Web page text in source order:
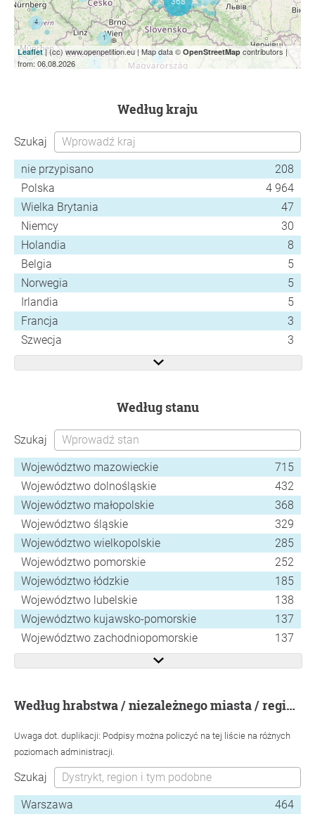
Leaflet| (cc) www.openpetition.eu | Map data © OpenStreetMap contributors |
from: 06.08.2026
według kraju
Szukaj
nie przypisano
208
Polska
4 964
Wielka Brytania
47
Niemcy
30
Holandia
8
Belgia
5
Norwegia
5
Irlandia
5
Francja
3
Szwecja
3
według stanu
Szukaj
Województwo mazowieckie
715
Województwo dolnośląskie
432
Województwo małopolskie
368
Województwo śląskie
329
Województwo wielkopolskie
285
Województwo pomorskie
252
Województwo łódzkie
185
Województwo lubelskie
138
Województwo kujawsko-pomorskie
137
Województwo zachodniopomorskie
137
według hrabstwa / niezależnego miasta / regionu / gminy
Uwaga dot. duplikacji: Podpisy można policzyć na tej liście na różnych
poziomach administracji.
Szukaj
Warszawa
464